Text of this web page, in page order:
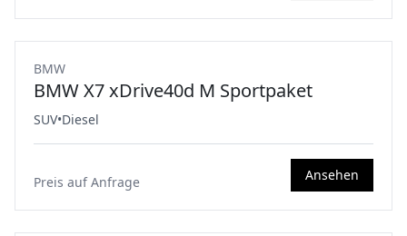
BMW
BMW X7 xDrive40d M Sportpaket
SUV•Diesel
Preis auf Anfrage Ansehen